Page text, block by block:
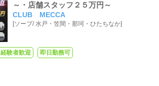
～・店舗スタッフ２５万円～
CLUB MECCA
[ソープ/水戸・笠間・那珂・ひたちなか]
経験者歓迎 即日勤務可